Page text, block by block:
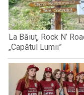
La Băiuț, Rock N’
„Capătul Lumii”